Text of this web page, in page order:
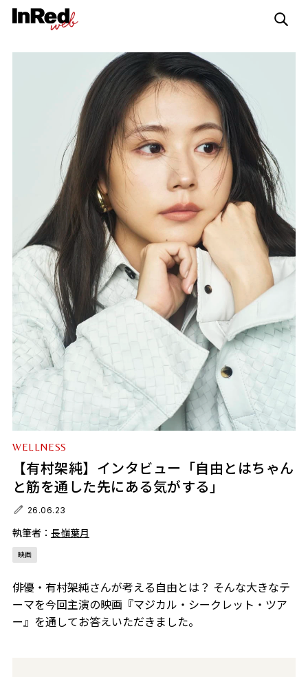
WELLNESS
【有村架純】インタビュー「自由とはちゃん
と筋を通した先にある気がする」
26.06.23
執筆者： 長嶺葉月
映画
俳優・有村架純さんが考える自由とは？ そんな大きなテ
ーマを今回主演の映画『マジカル・シークレット・ツア
ー』を通してお答えいただきました。